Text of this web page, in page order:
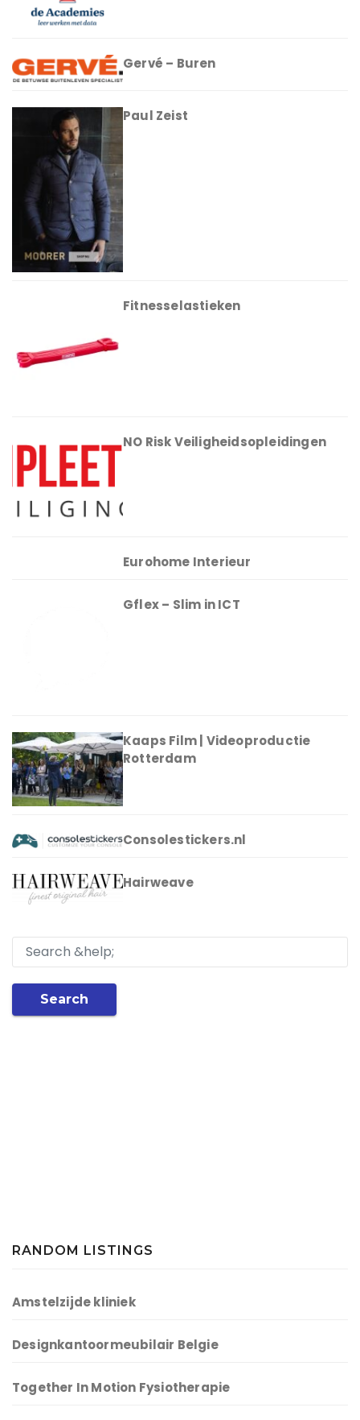
Gervé – Buren
Paul Zeist
Fitnesselastieken
NO Risk Veiligheidsopleidingen
Eurohome Interieur
Gflex – Slim in ICT
Kaaps Film | Videoproductie
Rotterdam
Consolestickers.nl
Hairweave
Search
RANDOM LISTINGS
Amstelzijde kliniek
Designkantoormeubilair Belgie
Together In Motion Fysiotherapie